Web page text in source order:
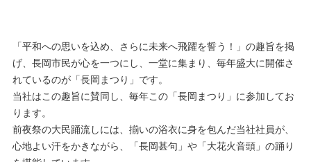
「平和への思いを込め、さらに未来へ飛躍を誓う！」の趣旨を掲
げ、長岡市民が心を一つにし、一堂に集まり、毎年盛大に開催さ
れているのが「長岡まつり」です。
当社はこの趣旨に賛同し、毎年この「長岡まつり」に参加してお
ります。
前夜祭の大民踊流しには、揃いの浴衣に身を包んだ当社社員が、
心地よい汗をかきながら、「長岡甚句」や「大花火音頭」の踊り